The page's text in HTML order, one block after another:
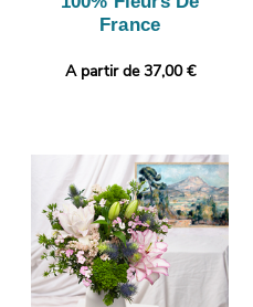
France
A partir de 37,00 €